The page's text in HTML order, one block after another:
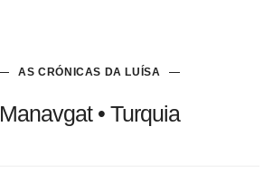
AS CRÓNICAS DA LUÍSA
Manavgat • Turquia